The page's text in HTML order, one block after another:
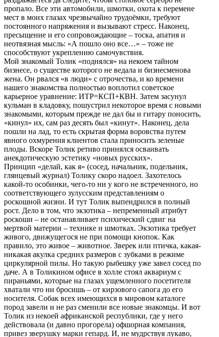
пропало. Все эти автомобили, шмотки, охота к перемене
мест в моих глазах чрезвычайно трудоёмки, требуют
постоянного напряжения и вызывают стресс. Наконец,
пресыщение и его сопровождающие – тоска, апатия и
неотвязная мысль: «А пошло оно все…» – тоже не
способствуют укреплению самочувствия.
Мой знакомый Толик «поднялся» на некоем тайном
бизнесе, о существе которого не ведала и бизнесменова
жена. Он рвался «в люди» с отрочества, и ко времени
нашего знакомства полностью воплотил советское
карьерное уравнение: ИТР=КСП+КВН. Затем засунул
кульман в кладовку, пошустрил некоторое время с новыми
знакомыми, которым прежде не дал бы и гитару поносить,
«кинул» их, сам раз десять был «кинут». Наконец, дела
пошли на лад, то есть скрытая форма воровства путем
явного охмурения клиентов стала приносить зеленые
плоды. Вскоре Толик ретиво принялся осваивать
анекдотическую эстетику «новых русских».
Принцип «делай, как я» (сосед, начальник, подельник,
глянцевый журнал) Толику скоро надоел. Захотелось
какой-то особинки, чего-то ни у кого не встреченного, но
соответствующего зулусским представлениям о
роскошной жизни. И тут Толик выпендрился в полный
рост. Дело в том, что экзотика – непременный атрибут
роскоши – не останавливает психический сдвиг на
мертвой материи – технике и шмотках. Экзотика требует
живого, движущегося не при помощи кнопок. Как
правило, это живое – животное. Зверек или птичка, какая-
никакая акулка средних размеров с зубками в режиме
циркулярной пилы. Но такую рыбешку уже завел сосед по
даче. А в Толикином офисе в холле стоял аквариум с
пираньями, которые на глазах ущемленного посетителя
хватали что ни бросишь – от кирзового сапога до его
носителя. Собак всех имеющихся в мировом каталоге
пород завели и не раз сменили все новые знакомцы. И вот
Толик из некоей африканской республики, где у него
действовала (и давно прогорела) офшорная компания,
привез зверушку марки гепард. И, не мудрствуя лукаво,